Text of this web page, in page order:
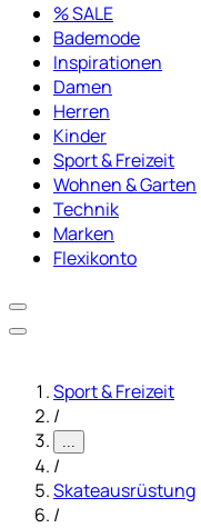
% SALE
Bademode
Inspirationen
Damen
Herren
Kinder
Sport & Freizeit
Wohnen & Garten
Technik
Marken
Flexikonto
Sport & Freizeit
/
...
/
Skateausrüstung
/